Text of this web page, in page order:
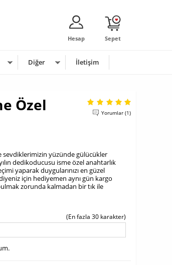
Sepet
Hesap
Diğer İletişim
Özel
Yorumlar (1)
sevdiklerimizin yüzünde gülücükler
dedikoducusu isme özel anahtarlık
yaparak duygularınızı en güzel
için hediyemen aynı gün kargo
zorunda kalmadan bir tık ile
(En fazla 30 karakter)